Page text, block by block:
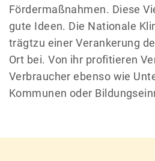
Fördermaßnahmen. Diese
gute Ideen. Die Nationale
trägtzu einer Verankerung
Ort bei. Von ihr profitieren
Verbraucher ebenso wie
Kommunen oder